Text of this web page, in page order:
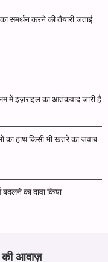
समर्थन करने की तैयारी जताई
में इज़राइल का आतंकवाद जारी है
का हाथ किसी भी खतरे का जवाब
बदलने का दावा किया
की आवाज़